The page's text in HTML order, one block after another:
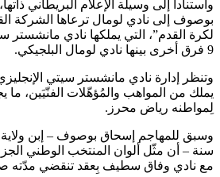
واستنادا إلى وسيلة الإعلام البريطاني
بوصوف إلى نادي لومال ترعاها الشركة
لكرة القدم”، التي يملكها نادي
9 فرق أخرى بينها نادي لومال البلجيكي.
وتنظر إدارة نادي مانشستر سيتي
يملك من المواهب والمُؤهّلات الفنّيَين،
لِمواطنه رياض محرز.
سنة – أن مثّل ألوان المنتخب الوطني
مع نادي وفاق سطيف بِعقد تنقضي مدّته صيف